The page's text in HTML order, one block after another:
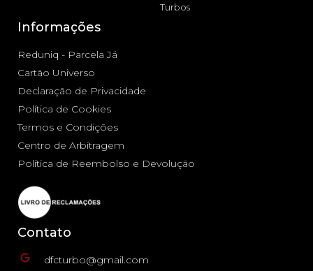
Turbos
Informações
Reduniq - Parcela Já
Cartão Universo
Declaração de Privacidade
Política de Cookies
Termos e Condições
Centro de Arbitragem
Política de Reembolso e Devolução
Contato
dfcturbo@gmail.com